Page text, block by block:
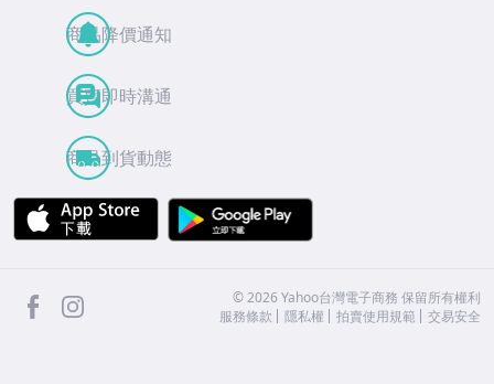
商品降價通知
買賣即時溝通
商品到貨動態
APP Store
facebook ©2026 Yahoo台灣電子商務 保留所有權利
服務條款
隱私權 拍賣使用規範 交易安全